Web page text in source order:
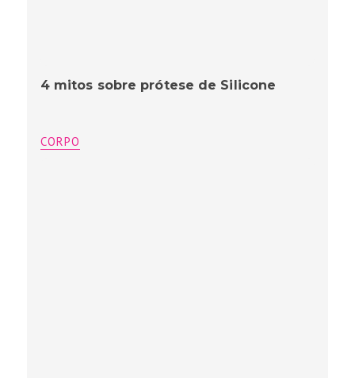
4 mitos sobre prótese de Silicone
CORPO